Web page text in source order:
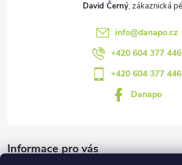
David Černý
info@danapo.cz
+420 604 377 446
+420 604 377 446
Danapo
Informace pro vás